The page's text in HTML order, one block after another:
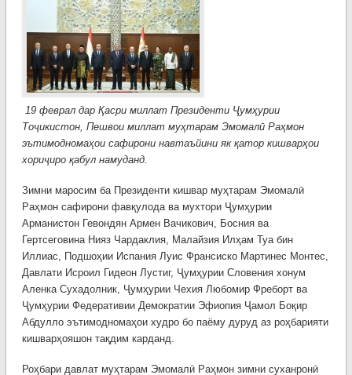
19 феврал дар Қасри миллат Президенти Ҷумҳурии
Тоҷикистон, Пешвои миллат муҳтарам Эмомалӣ Раҳмон
эътимодномаҳои сафирони навтаъйини як қатор кишварҳои
хориҷиро қабул намуданд.
Зимни маросим ба Президенти кишвар муҳтарам Эмомалӣ
Раҳмон сафирони фавқулода ва мухтори Ҷумҳурии
Арманистон Гевондян Армен Вачикович, Босния ва
Гертсеговина Нияз Чардаклия, Малайзия Илҳам Туа бин
Иллиас, Подшоҳии Испания Луис Франсиско Мартинес Монтес,
Давлати Исроил Гидеон Лустиг, Ҷумҳурии Словения хонум
Аленка Сухадолник, Ҷумҳурии Чехия Любомир Фреборт ва
Ҷумҳурии Федеративии Демократии Эфиопия Ҷамол Боқир
Абдулло эътимодномаҳои худро бо паёму дуруд аз роҳбарияти
кишварҳояшон тақдим карданд.
Роҳбари давлат муҳтарам Эмомалӣ Раҳмон зимни суханронӣ